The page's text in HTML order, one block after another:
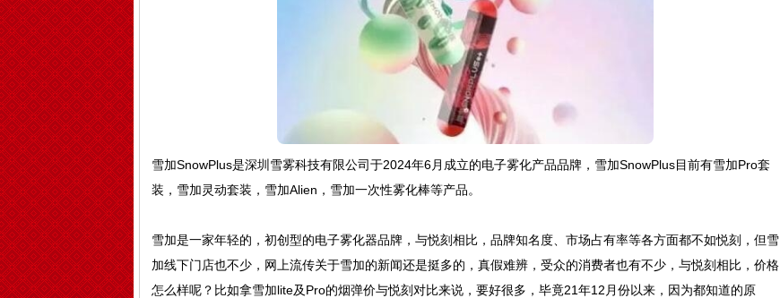
雪加SnowPlus是深圳雪雾科技有限公司于2024年6月成立的电子雾化产品品牌，雪加SnowPlus目前有雪加Pro套
装，雪加灵动套装，雪加Alien，雪加一次性雾化棒等产品。
雪加是一家年轻的，初创型的电子雾化器品牌，与悦刻相比，品牌知名度、市场占有率等各方面都不如悦刻，但雪
加线下门店也不少，网上流传关于雪加的新闻还是挺多的，真假难辨，受众的消费者也有不少，与悦刻相比，价格
怎么样呢？比如拿雪加lite及Pro的烟弹价与悦刻对比来说，要好很多，毕竟21年12月份以来，因为都知道的原